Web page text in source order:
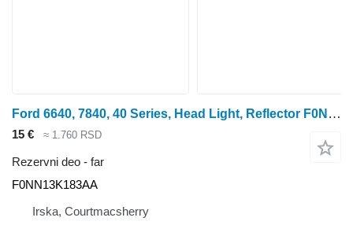
Ford 6640, 7840, 40 Series, Head Light, Reflector F0NN13K183AA far za traktora točkaša
15 € ≈ 1.760 RSD
Rezervni deo - far
F0NN13K183AA
Irska, Courtmacsherry